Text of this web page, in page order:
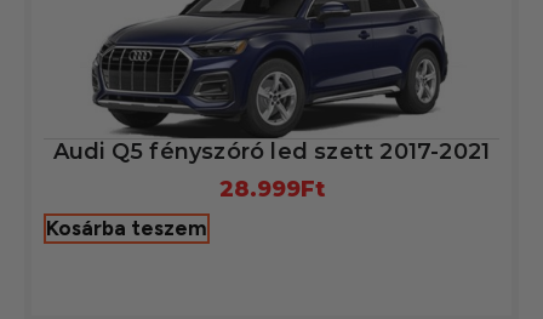
Audi Q5 fényszóró led szett 2017-2021
28.999Ft
Kosárba teszem